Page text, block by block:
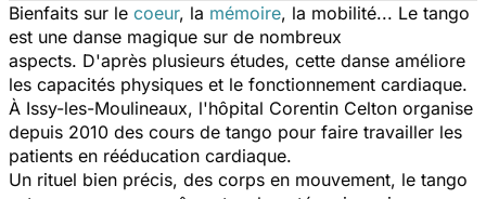
Bienfaits sur le coeur, la mémoire, la mobilité... Le tango
est une danse magique sur de nombreux
aspects. D'après plusieurs études, cette danse améliore
les capacités physiques et le fonctionnement cardiaque.
À Issy-les-Moulineaux, l'hôpital Corentin Celton organise
depuis 2010 des cours de tango pour faire travailler les
patients en rééducation cardiaque.
Un rituel bien précis, des corps en mouvement, le tango